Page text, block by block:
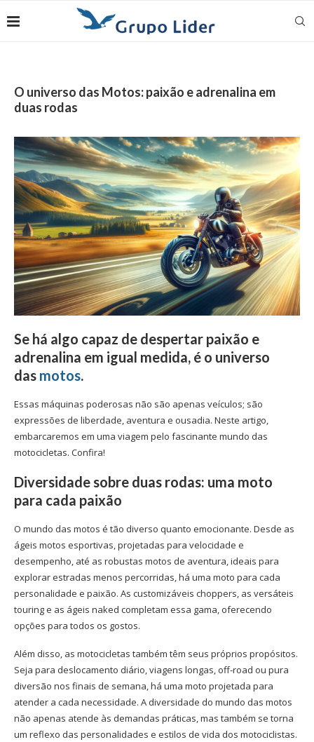
O universo das Motos: paixão e adrenalina em
duas rodas
Se há algo capaz de despertar paixão e
adrenalina em igual medida, é o universo
das motos.
Essas máquinas poderosas não são apenas veículos; são
expressões de liberdade, aventura e ousadia. Neste artigo,
embarcaremos em uma viagem pelo fascinante mundo das
motocicletas. Confira!
Diversidade sobre duas rodas: uma moto
para cada paixão
O mundo das motos é tão diverso quanto emocionante. Desde as
ágeis motos esportivas, projetadas para velocidade e
desempenho, até as robustas motos de aventura, ideais para
explorar estradas menos percorridas, há uma moto para cada
personalidade e paixão. As customizáveis choppers, as versáteis
touring e as ágeis naked completam essa gama, oferecendo
opções para todos os gostos.
Além disso, as motocicletas também têm seus próprios propósitos.
Seja para deslocamento diário, viagens longas, off-road ou pura
diversão nos finais de semana, há uma moto projetada para
atender a cada necessidade. A diversidade do mundo das motos
não apenas atende às demandas práticas, mas também se torna
um reflexo das personalidades e estilos de vida dos motociclistas.